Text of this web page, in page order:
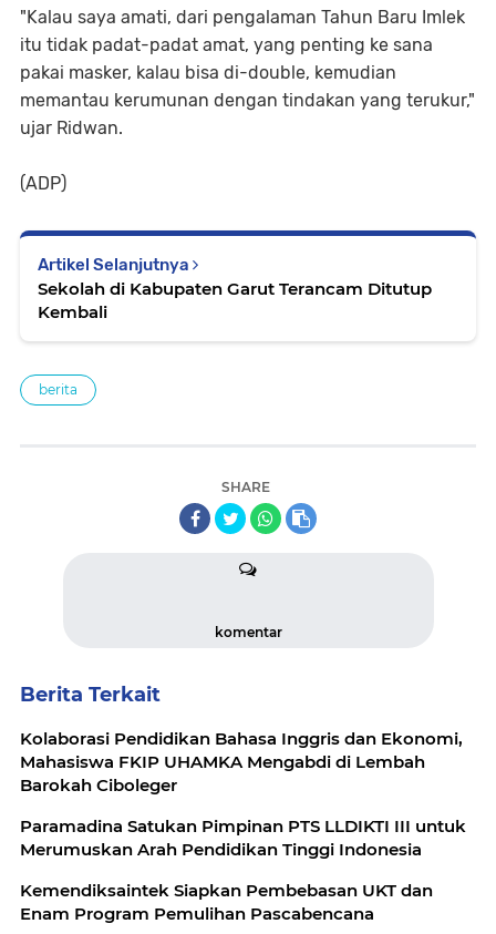
"Kalau saya amati, dari pengalaman Tahun Baru Imlek
itu tidak padat-padat amat, yang penting ke sana
pakai masker, kalau bisa di-double, kemudian
memantau kerumunan dengan tindakan yang terukur,"
ujar Ridwan.
(ADP)
Artikel Selanjutnya
Sekolah di Kabupaten Garut Terancam Ditutup
Kembali
berita
SHARE
komentar
Berita Terkait
Kolaborasi Pendidikan Bahasa Inggris dan Ekonomi,
Mahasiswa FKIP UHAMKA Mengabdi di Lembah
Barokah Ciboleger
Paramadina Satukan Pimpinan PTS LLDIKTI III untuk
Merumuskan Arah Pendidikan Tinggi Indonesia
Kemendiksaintek Siapkan Pembebasan UKT dan
Enam Program Pemulihan Pascabencana